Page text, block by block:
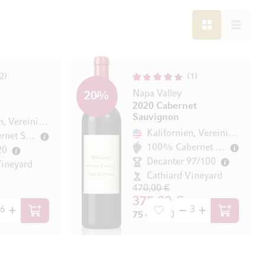
LISTE
2
Kalifornien, Vereinigte Staaten
60% Cabernet Sauvignon
/ l)
In den Warenkorb
1
Napa Valley
2020 Cabernet
Sauvignon
20%
Kalifornien, Vereinigte Staaten
100% Cabernet Sauvignon
Decanter 97/100
Cathiard Vineyard
375,00 €
470,00 €
75 cl (500,00 € / l) In den